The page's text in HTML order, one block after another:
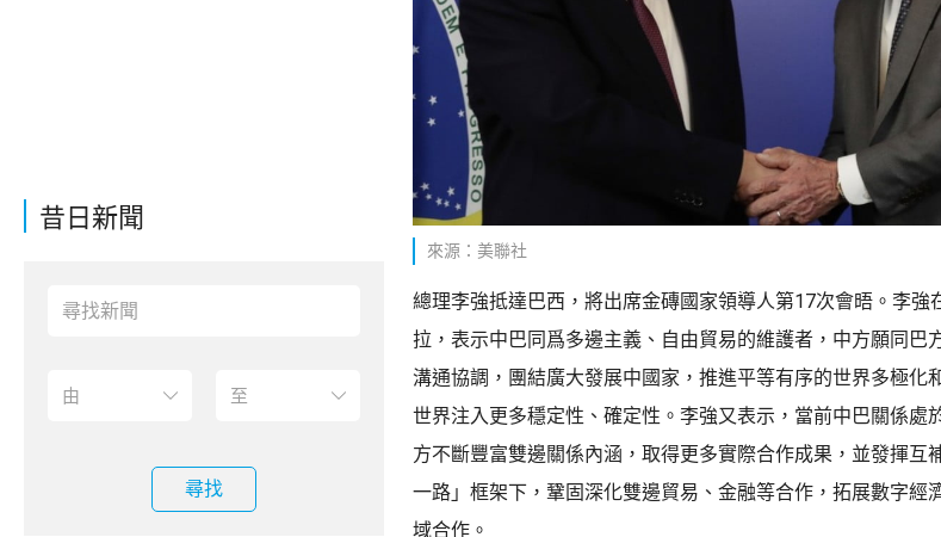
昔日新聞
尋找
來源：美聯社
總理李強抵達巴西，將出席金磚國家領導人第17次會晤。李強
拉，表示中巴同爲多邊主義、自由貿易的維護者，中方願同巴
溝通協調，團結廣大發展中國家，推進平等有序的世界多極化
世界注入更多穩定性、確定性。李強又表示，當前中巴關係處
方不斷豐富雙邊關係內涵，取得更多實際合作成果，並發揮互
一路」框架下，鞏固深化雙邊貿易、金融等合作，拓展數字經
域合作。